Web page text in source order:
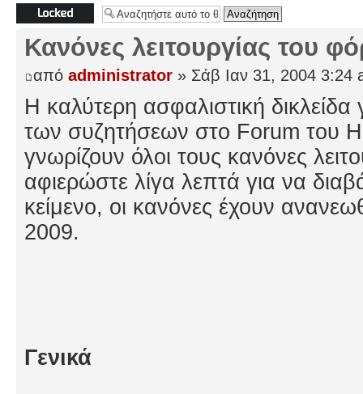
Το θέμα
κλειδώθηκε
Κανόνες λειτουργίας του
από administrator » Σάβ Ιαν 31, 2004 3:24
H καλύτερη ασφαλιστική
των συζητήσεων στο Forum του
γνωρίζουν όλοι τους κανόνες
αφιερώστε λίγα λεπτά για να
κείμενο, οι κανόνες έχουν
2009.
Γενικά